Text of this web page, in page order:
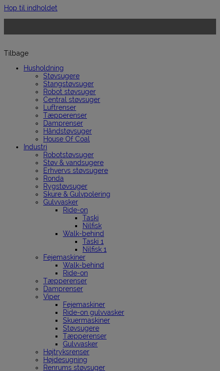
Hop til indholdet
Tilbage
Husholdning
Støvsugere
Stangstøvsuger
Robot støvsuger
Central støvsuger
Luftrenser
Tæpperenser
Damprenser
Håndstøvsuger
House Of Coal
Industri
Robotstøvsuger
Støv & vandsugere
Erhvervs støvsugere
Ronda
Rygstøvsuger
Skure & Gulvpolering
Gulvvasker
Ride-on
Taski
Nilfisk
Walk-behind
Taski 1
Nilfisk 1
Fejemaskiner
Walk-behind
Ride-on
Tæpperenser
Damprenser
Viper
Fejemaskiner
Ride-on gulvvasker
Skuermaskiner
Støvsugere
Tæpperenser
Gulvvasker
Højtryksrenser
Højdesugning
Renrums støvsuger